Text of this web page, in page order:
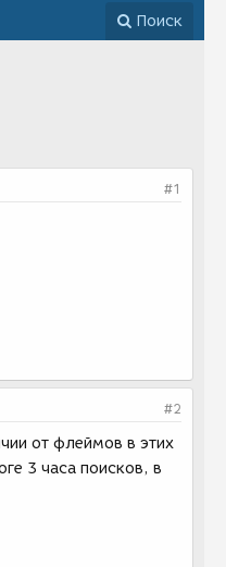
Поиск
#1
#2
от флеймов в этих
3 часа поисков, в